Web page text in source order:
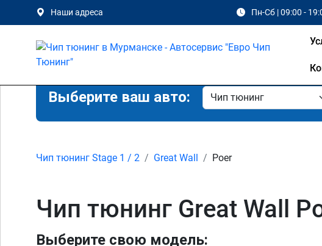
Наши адреса Пн-Сб | 09:00 -
Выберите ваш авто:
Чип тюнинг Stage 1 / 2 Great Wall Poer
Чип тюнинг Great Wall
Выберите свою модель: